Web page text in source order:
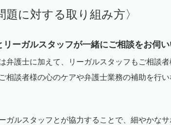
題に対する取り組み方〉
ーガルスタッフが一緒にご相談をお伺
弁護士に加えて、リーガルスタッフもご相談
相談者様の心のケアや弁護士業務の補助を行
ガルスタッフとが協力することで、細やかな